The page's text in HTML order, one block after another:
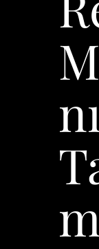
nı
m